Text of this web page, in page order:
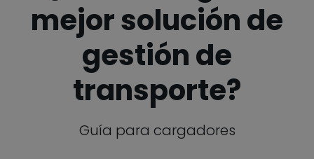
mejor solución de
gestión de
transporte?
Guía para cargadores